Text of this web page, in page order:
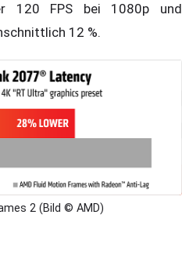
120 FPS bei 1080p und
12 %.
2 (Bild © AMD)